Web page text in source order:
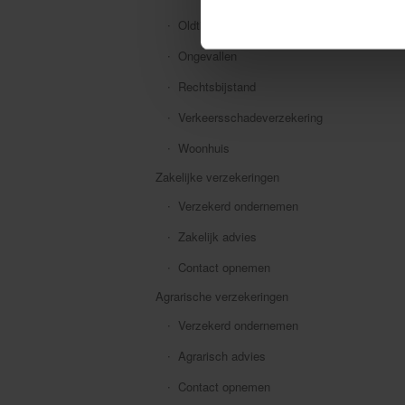
Oldtimer
Ongevallen
Rechtsbijstand
Verkeersschadeverzekering
Woonhuis
Zakelijke verzekeringen
Verzekerd ondernemen
Zakelijk advies
Contact opnemen
Agrarische verzekeringen
Verzekerd ondernemen
Agrarisch advies
Contact opnemen